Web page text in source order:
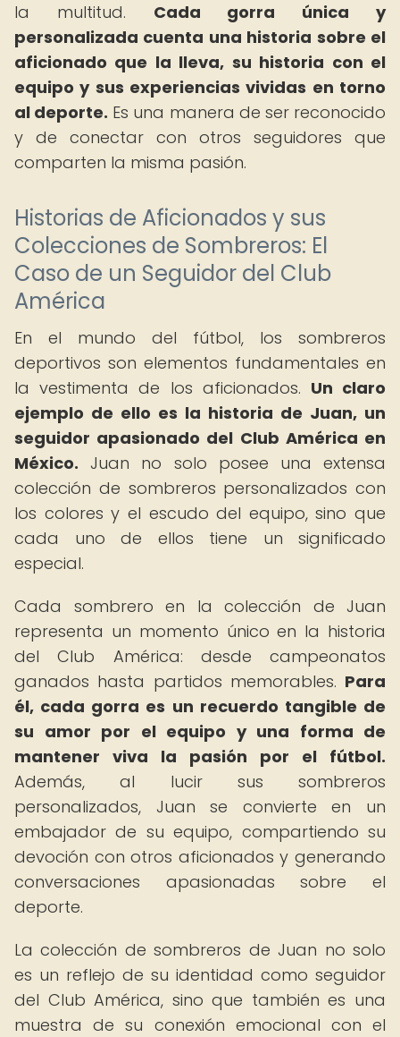
la multitud. Cada gorra única y
personalizada cuenta una historia sobre el
aficionado que la lleva, su historia con el
equipo y sus experiencias vividas en torno
al deporte. Es una manera de ser reconocido
y de conectar con otros seguidores que
comparten la misma pasión.
Historias de Aficionados y sus
Colecciones de Sombreros: El
Caso de un Seguidor del Club
América
En el mundo del fútbol, los sombreros
deportivos son elementos fundamentales en
la vestimenta de los aficionados. Un claro
ejemplo de ello es la historia de Juan, un
seguidor apasionado del Club América en
México. Juan no solo posee una extensa
colección de sombreros personalizados con
los colores y el escudo del equipo, sino que
cada uno de ellos tiene un significado
especial.
Cada sombrero en la colección de Juan
representa un momento único en la historia
del Club América: desde campeonatos
ganados hasta partidos memorables. Para
él, cada gorra es un recuerdo tangible de
su amor por el equipo y una forma de
mantener viva la pasión por el fútbol.
Además, al lucir sus sombreros
personalizados, Juan se convierte en un
embajador de su equipo, compartiendo su
devoción con otros aficionados y generando
conversaciones apasionadas sobre el
deporte.
La colección de sombreros de Juan no solo
es un reflejo de su identidad como seguidor
del Club América, sino que también es una
muestra de su conexión emocional con el